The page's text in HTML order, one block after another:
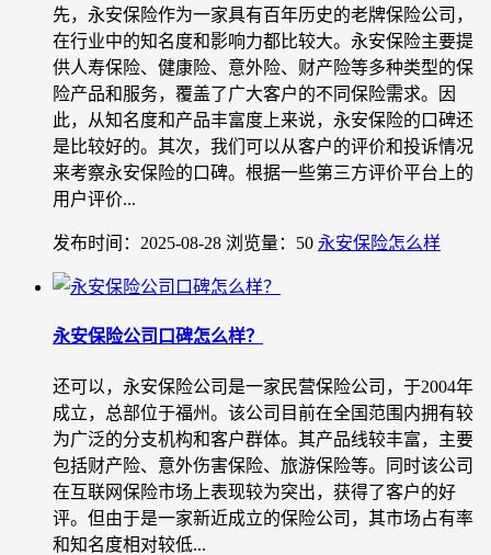
先，永安保险作为一家具有百年历史的老牌保险公司，
在行业中的知名度和影响力都比较大。永安保险主要提
供人寿保险、健康险、意外险、财产险等多种类型的保
险产品和服务，覆盖了广大客户的不同保险需求。因
此，从知名度和产品丰富度上来说，永安保险的口碑还
是比较好的。其次，我们可以从客户的评价和投诉情况
来考察永安保险的口碑。根据一些第三方评价平台上的
用户评价...
发布时间：2025-08-28 浏览量：50 永安保险怎么样
永安保险公司口碑怎么样？
还可以，永安保险公司是一家民营保险公司，于2004年
成立，总部位于福州。该公司目前在全国范围内拥有较
为广泛的分支机构和客户群体。其产品线较丰富，主要
包括财产险、意外伤害保险、旅游保险等。同时该公司
在互联网保险市场上表现较为突出，获得了客户的好
评。但由于是一家新近成立的保险公司，其市场占有率
和知名度相对较低...